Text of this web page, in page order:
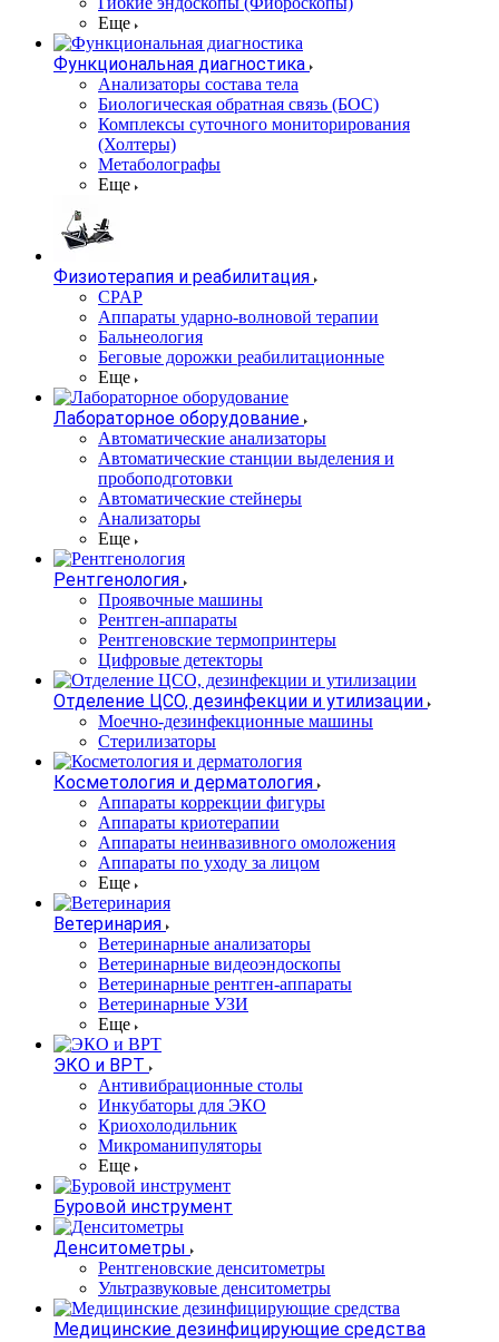
Еще
Функциональная диагностика
Анализаторы состава тела
Биологическая обратная связь (БОС)
Комплексы суточного мониторирования
(Холтеры)
Метаболографы
Еще
Физиотерапия и реабилитация
CPAP
Аппараты ударно-волновой терапии
Бальнеология
Беговые дорожки реабилитационные
Еще
Лабораторное оборудование
Автоматические анализаторы
Автоматические станции выделения и
пробоподготовки
Автоматические стейнеры
Анализаторы
Еще
Рентгенология
Проявочные машины
Рентген-аппараты
Рентгеновские термопринтеры
Цифровые детекторы
Отделение ЦСО, дезинфекции и утилизации
Моечно-дезинфекционные машины
Стерилизаторы
Косметология и дерматология
Аппараты коррекции фигуры
Аппараты криотерапии
Аппараты неинвазивного омоложения
Аппараты по уходу за лицом
Еще
Ветеринария
Ветеринарные анализаторы
Ветеринарные видеоэндоскопы
Ветеринарные рентген-аппараты
Ветеринарные УЗИ
Еще
ЭКО и ВРТ
Антивибрационные столы
Инкубаторы для ЭКО
Криохолодильник
Микроманипуляторы
Еще
Буровой инструмент
Денситометры
Рентгеновские денситометры
Ультразвуковые денситометры
Медицинские дезинфицирующие средства